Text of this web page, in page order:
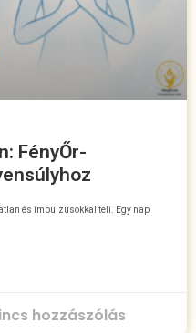
FényŐr-
és impulzusokkal teli. Egy nap
hozzászólás